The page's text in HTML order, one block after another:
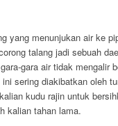
yang menunjukan air ke
talang jadi sebuah
gara air tidak mengalir
sering diakibatkan oleh
kudu rajin untuk
kalian tahan lama.